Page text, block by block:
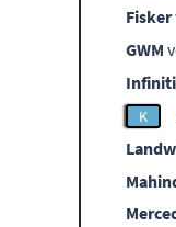
Fisker
GWM
Infiniti
K